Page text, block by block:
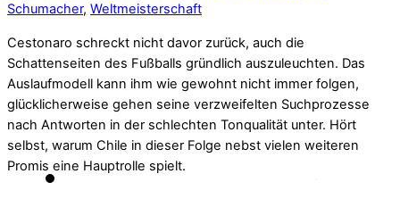
Schumacher, Weltmeisterschaft
Cestonaro schreckt nicht davor zurück, auch die
Schattenseiten des Fußballs gründlich auszuleuchten. Das
Auslaufmodell kann ihm wie gewohnt nicht immer folgen,
glücklicherweise gehen seine verzweifelten Suchprozesse
nach Antworten in der schlechten Tonqualität unter. Hört
selbst, warum Chile in dieser Folge nebst vielen weiteren
Promis eine Hauptrolle spielt.